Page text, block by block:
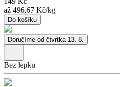
až 496,67 Kč/kg
Do košíku
Doručíme od čtvrtka 13. 8.
Bez lepku